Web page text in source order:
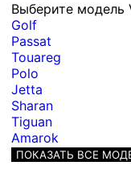
Выберите модель
Golf
Passat
Touareg
Polo
Jetta
Sharan
Tiguan
Amarok
ПОКАЗАТЬ ВСЕ